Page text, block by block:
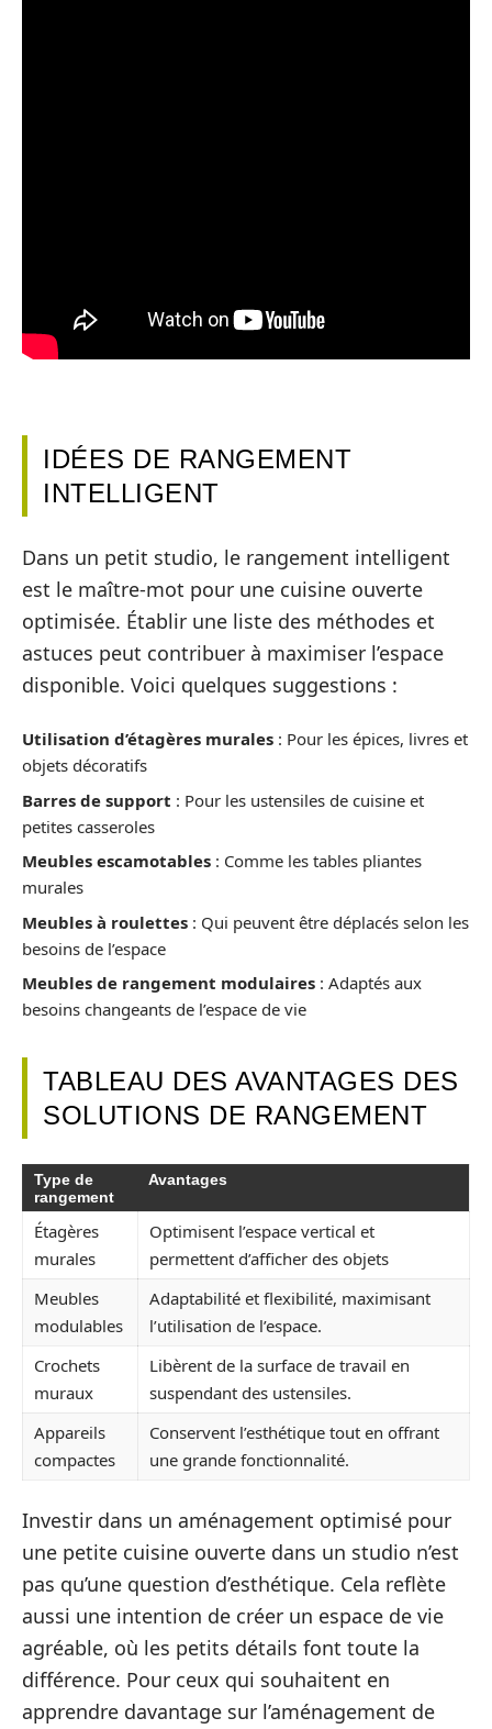
IDÉES DE RANGEMENT
INTELLIGENT
Dans un petit studio, le rangement intelligent
est le maître-mot pour une cuisine ouverte
optimisée. Établir une liste des méthodes et
astuces peut contribuer à maximiser l’espace
disponible. Voici quelques suggestions :
Utilisation d’étagères murales : Pour les épices, livres et
objets décoratifs
Barres de support : Pour les ustensiles de cuisine et
petites casseroles
Meubles escamotables : Comme les tables pliantes
murales
Meubles à roulettes : Qui peuvent être déplacés selon les
besoins de l’espace
Meubles de rangement modulaires : Adaptés aux
besoins changeants de l’espace de vie
TABLEAU DES AVANTAGES DES
SOLUTIONS DE RANGEMENT
Type de
rangement
Avantages
Étagères
murales
Optimisent l’espace vertical et
permettent d’afficher des objets
Meubles
modulables
Adaptabilité et flexibilité, maximisant
l’utilisation de l’espace.
Crochets
muraux
Libèrent de la surface de travail en
suspendant des ustensiles.
Appareils
compactes
Conservent l’esthétique tout en offrant
une grande fonctionnalité.
Investir dans un aménagement optimisé pour
une petite cuisine ouverte dans un studio n’est
pas qu’une question d’esthétique. Cela reflète
aussi une intention de créer un espace de vie
agréable, où les petits détails font toute la
différence. Pour ceux qui souhaitent en
apprendre davantage sur l’aménagement de